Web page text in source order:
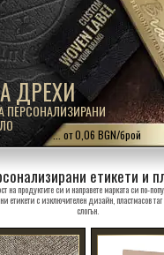
ДРЕХИ
ПЕРСОНАЛИЗИРАНИ
... от 0,06 BGN/брой
етикети и
на продуктите си и направете марката си по-
етикети с изключителен дизайн, пластмасов
слогън.